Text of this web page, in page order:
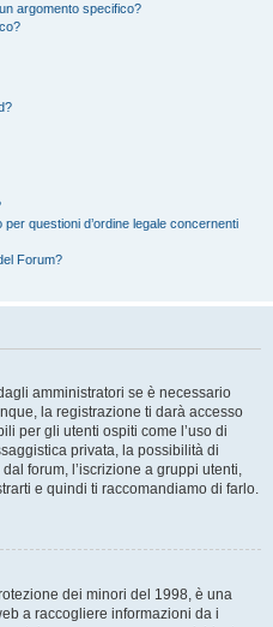
argomento specifico?
questioni d’ordine legale concernenti
Forum?
amministratori se è necessario
la registrazione ti darà accesso
per gli utenti ospiti come l’uso di
privata, la possibilità di
forum, l’iscrizione a gruppi utenti,
e quindi ti raccomandiamo di farlo.
dei minori del 1998, è una
a raccogliere informazioni da i